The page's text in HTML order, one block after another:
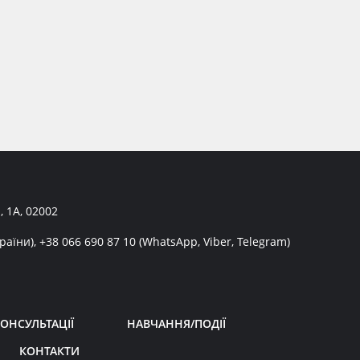
1А, 02002
+38 066 690 87 10 (WhatsApp, Viber, Telegram)
НАВЧАННЯ/ПОДІЇ
КОНТАКТИ